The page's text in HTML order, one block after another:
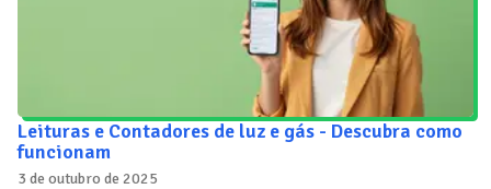
Leituras e Contadores de luz e gás - Descubra como
funcionam
3 de outubro de 2025